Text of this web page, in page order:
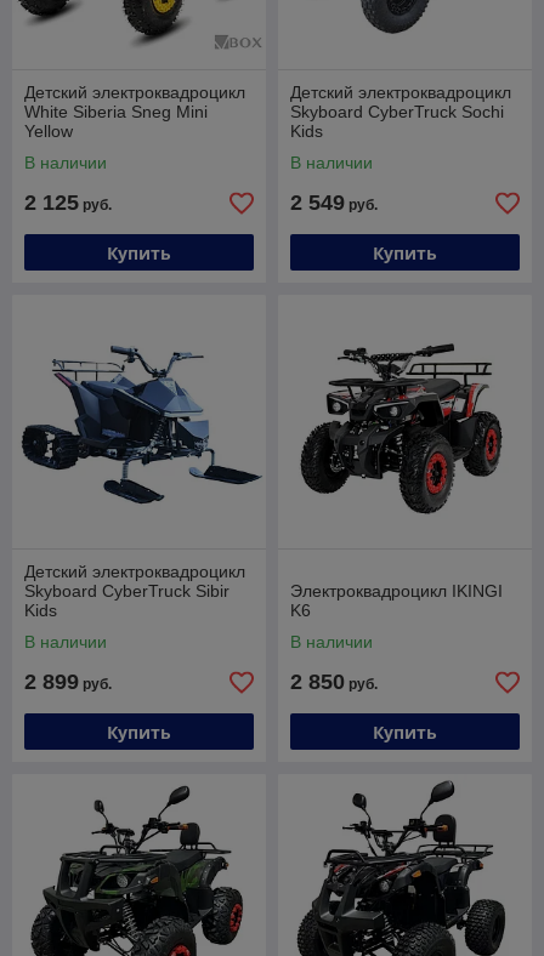
Детский электроквадроцикл
White Siberia Sneg Mini
Yellow
В наличии
2 125 руб.
Купить
Детский электроквадроцикл
Skyboard CyberTruck Sochi
Kids
В наличии
2 549 руб.
Купить
Детский электроквадроцикл
Skyboard CyberTruck Sibir
Kids
В наличии
2 899 руб.
Купить
Электроквадроцикл IKINGI
K6
В наличии
2 850 руб.
Купить